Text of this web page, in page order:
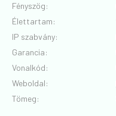
Fényszög:
Élettartam:
IP szabvány:
Garancia:
Vonalkód:
Weboldal:
Tömeg: